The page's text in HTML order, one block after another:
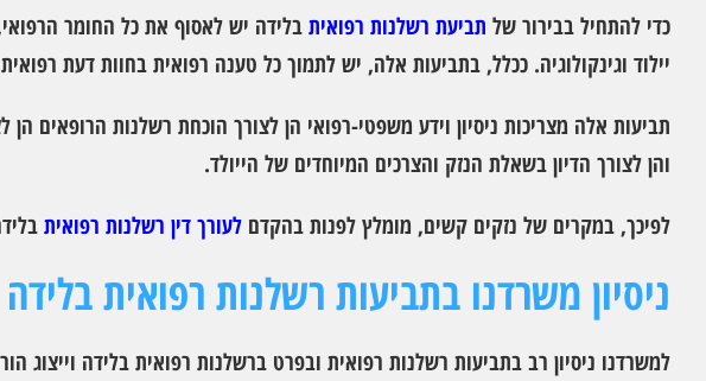
כדי להתחיל בבירור של תביעת רשלנות רפואיתבלידה יש לאסוף את כל החומר
יילוד וגינקולוגיה. ככלל, בתביעות אלה, יש לתמוך כל טענה רפואית בחוות דעת רפואית
תביעות אלה מצריכות ניסיון וידע משפטי-רפואי הן לצורך הוכחת רשלנות הרופאים
והן לצורך הדיון בשאלת הנזק והצרכים המיוחדים של הייולד.
לפיכך, במקרים של נזקים קשים, מומלץ לפנות בהקדםלעורך דין רשלנות רפואית
ניסיון משרדנו בתביעות רשלנות רפואית בלידה
למשרדנו ניסיון רב בתביעות רשלנות רפואית ובפרט ברשלנות רפואית בלידה וייצוג